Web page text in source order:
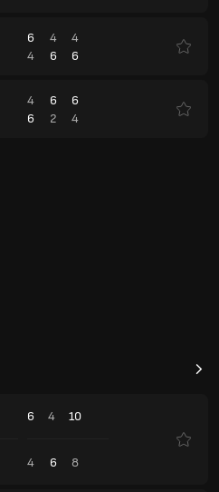
6 4
4
4
6 6
4 6
6
6
2 4
6 4 10
4 6 8